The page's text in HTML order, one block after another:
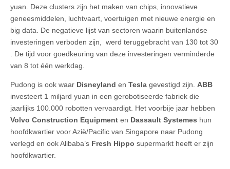
yuan. Deze clusters zijn het maken van chips, innovatieve
geneesmiddelen, luchtvaart, voertuigen met nieuwe energie en
big data. De negatieve lijst van sectoren waarin buitenlandse
investeringen verboden zijn, werd teruggebracht van 130 tot 30
. De tijd voor goedkeuring van deze investeringen verminderde
van 8 tot één werkdag.
Pudong is ook waar Disneyland en Tesla gevestigd zijn. ABB
investeert 1 miljard yuan in een gerobotiseerde fabriek die
jaarlijks 100.000 robotten vervaardigt. Het voorbije jaar hebben
Volvo Construction Equipment en Dassault Systemes hun
hoofdkwartier voor Azië/Pacific van Singapore naar Pudong
verlegd en ook Alibaba’s Fresh Hippo supermarkt heeft er zijn
hoofdkwartier.